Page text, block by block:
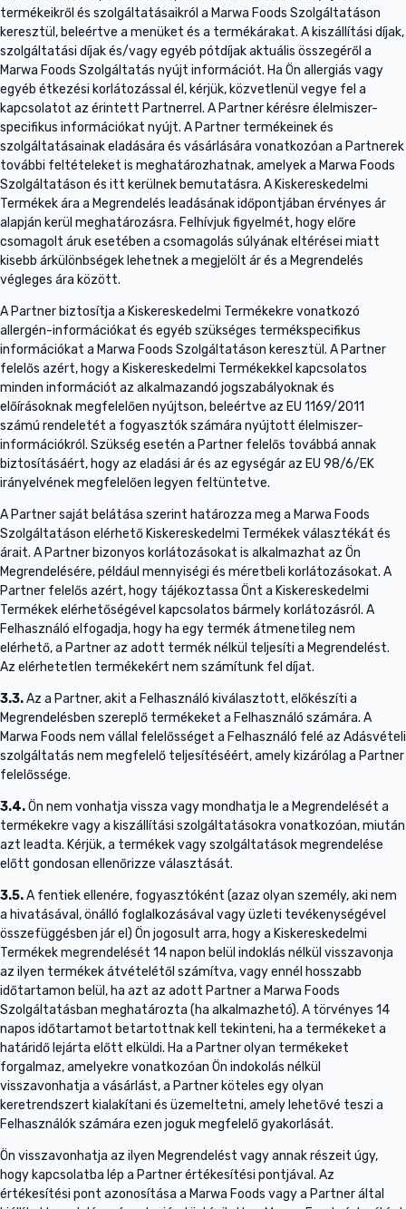
termékeikről és szolgáltatásaikról a Marwa Foods Szolgáltatáson
keresztül, beleértve a menüket és a termékárakat. A kiszállítási díjak,
szolgáltatási díjak és/vagy egyéb pótdíjak aktuális összegéről a
Marwa Foods Szolgáltatás nyújt információt. Ha Ön allergiás vagy
egyéb étkezési korlátozással él, kérjük, közvetlenül vegye fel a
kapcsolatot az érintett Partnerrel. A Partner kérésre élelmiszer-
specifikus információkat nyújt. A Partner termékeinek és
szolgáltatásainak eladására és vásárlására vonatkozóan a Partnerek
további feltételeket is meghatározhatnak, amelyek a Marwa Foods
Szolgáltatáson és itt kerülnek bemutatásra. A Kiskereskedelmi
Termékek ára a Megrendelés leadásának időpontjában érvényes ár
alapján kerül meghatározásra. Felhívjuk figyelmét, hogy előre
csomagolt áruk esetében a csomagolás súlyának eltérései miatt
kisebb árkülönbségek lehetnek a megjelölt ár és a Megrendelés
végleges ára között.
A Partner biztosítja a Kiskereskedelmi Termékekre vonatkozó
allergén-információkat és egyéb szükséges termékspecifikus
információkat a Marwa Foods Szolgáltatáson keresztül. A Partner
felelős azért, hogy a Kiskereskedelmi Termékekkel kapcsolatos
minden információt az alkalmazandó jogszabályoknak és
előírásoknak megfelelően nyújtson, beleértve az EU 1169/2011
számú rendeletét a fogyasztók számára nyújtott élelmiszer-
információkról. Szükség esetén a Partner felelős továbbá annak
biztosításáért, hogy az eladási ár és az egységár az EU 98/6/EK
irányelvének megfelelően legyen feltüntetve.
A Partner saját belátása szerint határozza meg a Marwa Foods
Szolgáltatáson elérhető Kiskereskedelmi Termékek választékát és
árait. A Partner bizonyos korlátozásokat is alkalmazhat az Ön
Megrendelésére, például mennyiségi és méretbeli korlátozásokat. A
Partner felelős azért, hogy tájékoztassa Önt a Kiskereskedelmi
Termékek elérhetőségével kapcsolatos bármely korlátozásról. A
Felhasználó elfogadja, hogy ha egy termék átmenetileg nem
elérhető, a Partner az adott termék nélkül teljesíti a Megrendelést.
Az elérhetetlen termékekért nem számítunk fel díjat.
3.3.Az a Partner, akit a Felhasználó kiválasztott, előkészíti a
Megrendelésben szereplő termékeket a Felhasználó számára. A
Marwa Foods nem vállal felelősséget a Felhasználó felé az Adásvételi
szolgáltatás nem megfelelő teljesítéséért, amely kizárólag a Partner
felelőssége.
3.4.Ön nem vonhatja vissza vagy mondhatja le a Megrendelését a
termékekre vagy a kiszállítási szolgáltatásokra vonatkozóan, miután
azt leadta. Kérjük, a termékek vagy szolgáltatások megrendelése
előtt gondosan ellenőrizze választását.
3.5.A fentiek ellenére, fogyasztóként (azaz olyan személy, aki nem
a hivatásával, önálló foglalkozásával vagy üzleti tevékenységével
összefüggésben jár el) Ön jogosult arra, hogy a Kiskereskedelmi
Termékek megrendelését 14 napon belül indoklás nélkül visszavonja
az ilyen termékek átvételétől számítva, vagy ennél hosszabb
időtartamon belül, ha azt az adott Partner a Marwa Foods
Szolgáltatásban meghatározta (ha alkalmazhetó). A törvényes 14
napos időtartamot betartottnak kell tekinteni, ha a termékeket a
határidő lejárta előtt elküldi. Ha a Partner olyan termékeket
forgalmaz, amelyekre vonatkozóan Ön indokolás nélkül
visszavonhatja a vásárlást, a Partner köteles egy olyan
keretrendszert kialakítani és üzemeltetni, amely lehetővé teszi a
Felhasználók számára ezen joguk megfelelő gyakorlását.
Ön visszavonhatja az ilyen Megrendelést vagy annak részeit úgy,
hogy kapcsolatba lép a Partner értékesítési pontjával. Az
értékesítési pont azonosítása a Marwa Foods vagy a Partner által